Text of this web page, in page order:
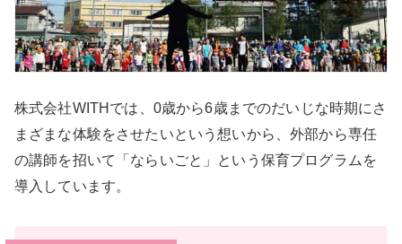
株式会社WITHでは、0歳から6歳までのだいじな時期にさ
まざまな体験をさせたいという想いから、外部から専任
の講師を招いて「ならいごと」という保育プログラムを
導入しています。